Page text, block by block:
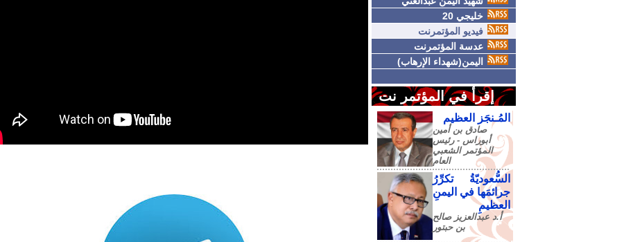
خليجي 20
فيديو المؤتمرنت
عدسة المؤتمرنت
اليمن(شهداء الإرهاب)
إقرأ في المؤتمر نت
المُـنجَز العظيم
صادق‮ ‬بن‮ ‬أمين‮
‬أبوراس - رئيس‮
‬المؤتمر‮ ‬الشعبي‮
‬العام
السُّعوديّةُ تكرِّرُ
جرائمَها في اليمنِ
العظيمِ
أ.د عبدالعزيز صالح
بن حبتور